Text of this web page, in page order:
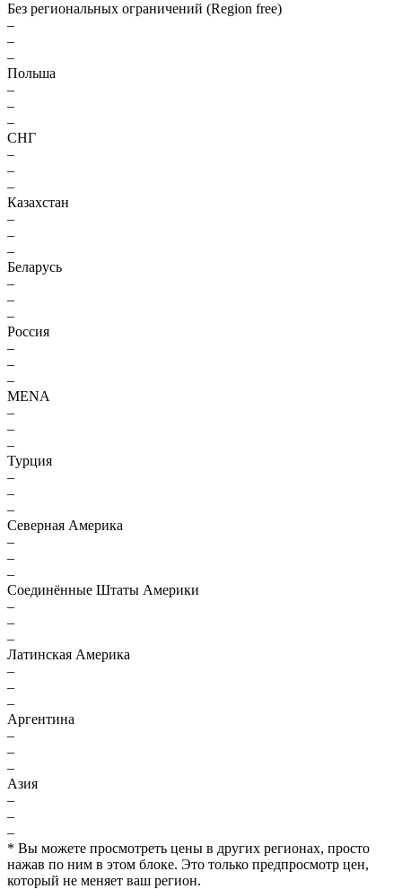
Без региональных ограничений (Region free)
–
–
–
Польша
–
–
–
СНГ
–
–
–
Казахстан
–
–
–
Беларусь
–
–
–
Россия
–
–
–
MENA
–
–
–
Турция
–
–
–
Северная Америка
–
–
–
Соединённые Штаты Америки
–
–
–
Латинская Америка
–
–
–
Аргентина
–
–
–
Азия
–
–
–
* Вы можете просмотреть цены в других регионах, просто
нажав по ним в этом блоке. Это только предпросмотр цен,
который не меняет ваш регион.